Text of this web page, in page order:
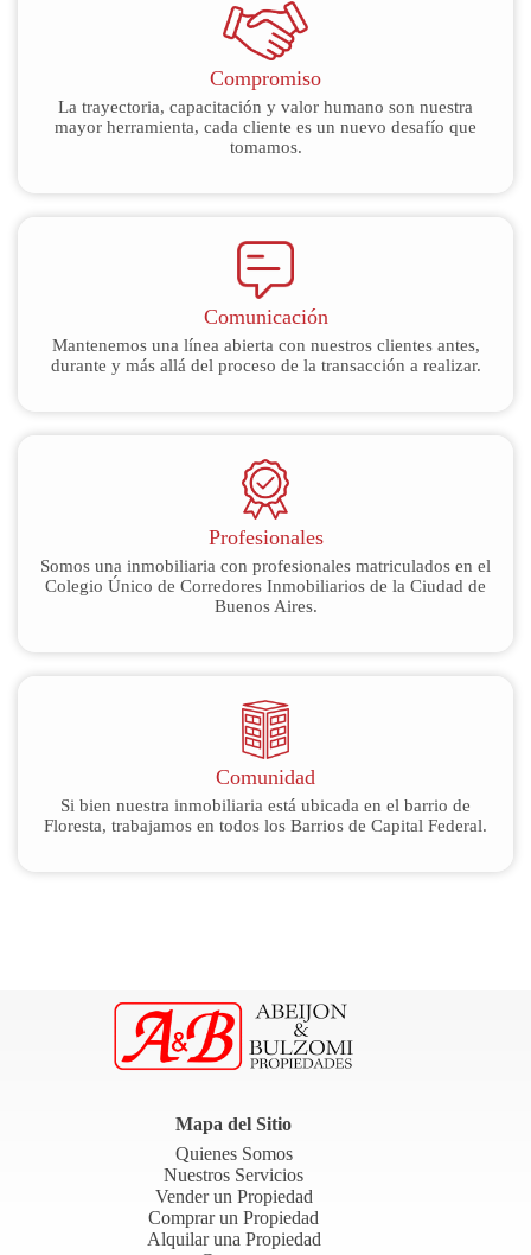
Compromiso
La trayectoria, capacitación y valor humano son nuestra
mayor herramienta, cada cliente es un nuevo desafío que
tomamos.
Comunicación
Mantenemos una línea abierta con nuestros clientes antes,
durante y más allá del proceso de la transacción a realizar.
Profesionales
Somos una inmobiliaria con profesionales matriculados en el
Colegio Único de Corredores Inmobiliarios de la Ciudad de
Buenos Aires.
Comunidad
Si bien nuestra inmobiliaria está ubicada en el barrio de
Floresta, trabajamos en todos los Barrios de Capital Federal.
Mapa del Sitio
Quienes Somos
Nuestros Servicios
Vender un Propiedad
Comprar un Propiedad
Alquilar una Propiedad